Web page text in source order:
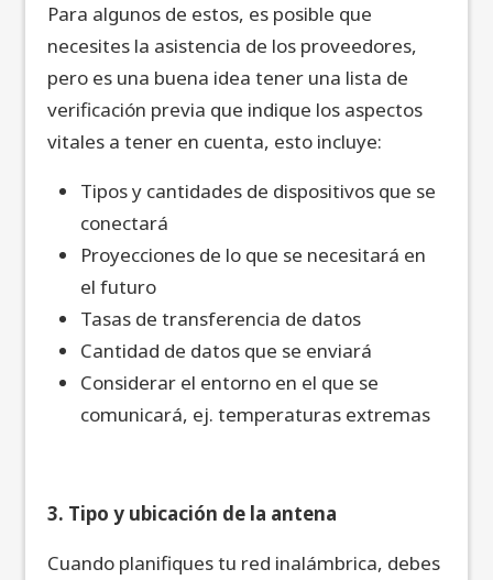
Para algunos de estos, es posible que
necesites la asistencia de los proveedores,
pero es una buena idea tener una lista de
verificación previa que indique los aspectos
vitales a tener en cuenta, esto incluye:
Tipos y cantidades de dispositivos que se
conectará
Proyecciones de lo que se necesitará en
el futuro
Tasas de transferencia de datos
Cantidad de datos que se enviará
Considerar el entorno en el que se
comunicará, ej. temperaturas extremas
3. Tipo y ubicación de la antena
Cuando planifiques tu red inalámbrica, debes